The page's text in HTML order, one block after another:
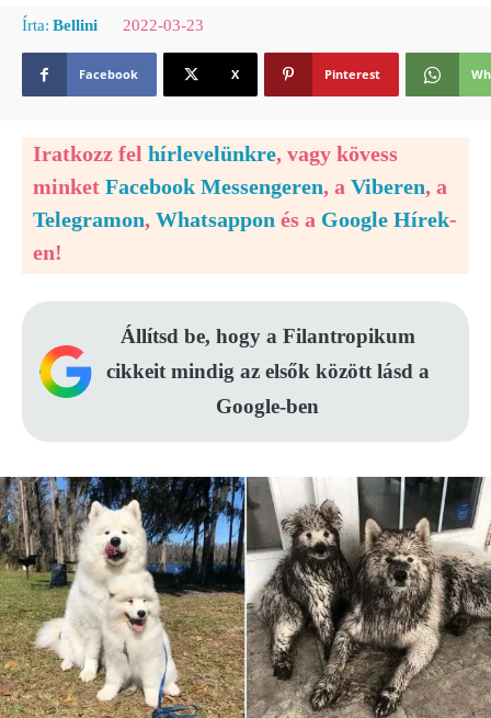
Írta: Bellini 2022-03-23
Facebook X Pinterest
Iratkozz fel hírlevelünkre, vagy kövess
minket Facebook Messengeren, a Viberen, a
Telegramon, Whatsappon és a Google Hírek-
en!
Állítsd be, hogy a Filantropikum
cikkeit mindig az elsők között lásd a
Google-ben